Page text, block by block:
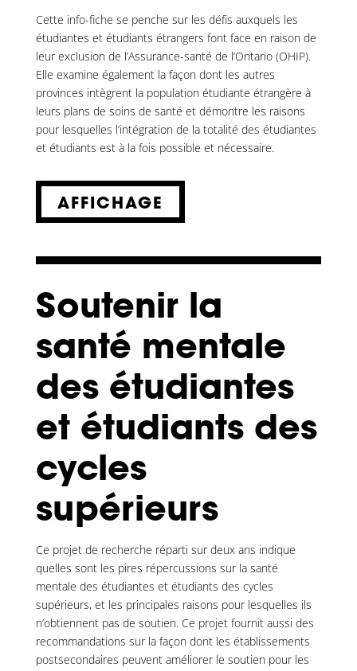
Cette info-fiche se penche sur les défis auxquels les
étudiantes et étudiants étrangers font face en raison de
leur exclusion de l’Assurance-santé de l’Ontario (OHIP).
Elle examine également la façon dont les autres
provinces intègrent la population étudiante étrangère à
leurs plans de soins de santé et démontre les raisons
pour lesquelles l’intégration de la totalité des étudiantes
et étudiants est à la fois possible et nécessaire.
AFFICHAGE
Soutenir la
santé mentale
des étudiantes
et étudiants des
cycles
supérieurs
Ce projet de recherche réparti sur deux ans indique
quelles sont les pires répercussions sur la santé
mentale des étudiantes et étudiants des cycles
supérieurs, et les principales raisons pour lesquelles ils
n’obtiennent pas de soutien. Ce projet fournit aussi des
recommandations sur la façon dont les établissements
postsecondaires peuvent améliorer le soutien pour les